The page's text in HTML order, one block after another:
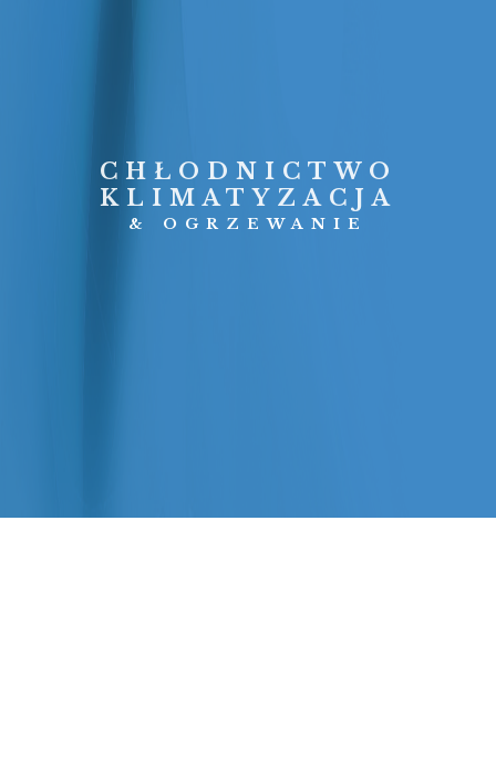
CHŁODNICTWO
KLIMATYZACJA
& OGRZEWANIE